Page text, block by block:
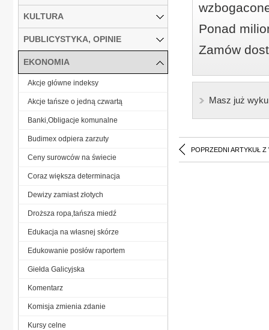
Ponad
Zamów
Masz już
POPRZEDNI ARTYKUŁ Z
KULTURA
PUBLICYSTYKA, OPINIE
EKONOMIA
Akcje główne indeksy
Akcje tańsze o jedną czwartą
Banki,Obligacje komunalne
Budimex odpiera zarzuty
Ceny surowców na świecie
Coraz większa determinacja
Dewizy zamiast złotych
Droższa ropa,tańsza miedź
Edukacja na własnej skórze
Edukowanie posłów raportem
Giełda Galicyjska
Komentarz
Komisja zmienia zdanie
Kursy celne